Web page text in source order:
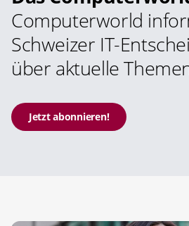
Computerworld
Schweizer IT-
über aktuelle
Jetzt abonnieren!